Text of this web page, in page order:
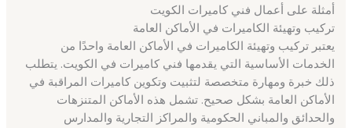
أمثلة على أعمال فني كاميرات الكويت
تركيب وتهيئة الكاميرات في الأماكن العامة
يعتبر تركيب وتهيئة الكاميرات في الأماكن العامة واحدًا من
الخدمات الأساسية التي يقدمها فني كاميرات في الكويت. يتطلب
ذلك خبرة ومهارة متخصصة لتثبيت وتكوين كاميرات المراقبة في
الأماكن العامة بشكل صحيح. تشمل هذه الأماكن المتنزهات
والحدائق والمباني الحكومية والمراكز التجارية والمدارس